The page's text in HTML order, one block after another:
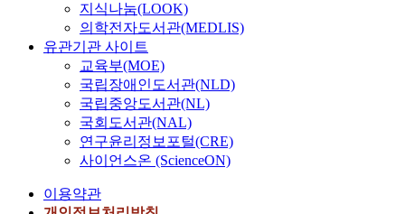
지식나눔(LOOK)
의학전자도서관(MEDLIS)
유관기관 사이트
교육부(MOE)
국립장애인도서관(NLD)
국립중앙도서관(NL)
국회도서관(NAL)
연구윤리정보포털(CRE)
사이언스온 (ScienceON)
이용약관